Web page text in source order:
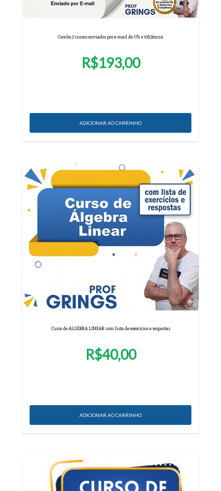
Combo 2 cursos enviados por e-mail de 17h e 10h30min
R$193,00
Curso de ÁLGEBRA LINEAR com lista de exercícios e respostas
R$40,00